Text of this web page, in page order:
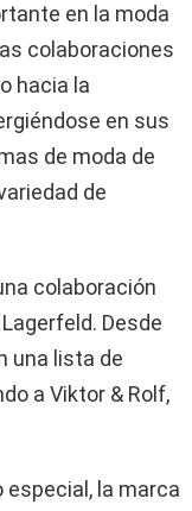
en la moda
colaboraciones
hacia la
en sus
de moda de
de
colaboración
Desde
una lista de
a Viktor & Rolf,
la marca